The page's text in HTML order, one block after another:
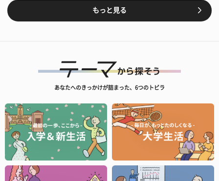
もっと見る
あなたへのきっかけが詰まった、6つのトビラ